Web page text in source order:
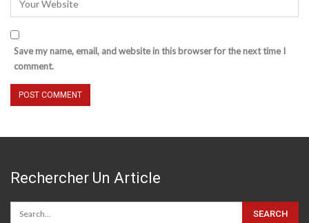
Save my name, email, and website in this browser for the next time I
comment.
Rechercher Un Article